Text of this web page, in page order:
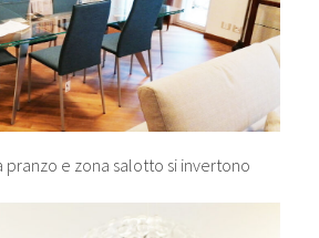
pranzo e zona salotto si invertono